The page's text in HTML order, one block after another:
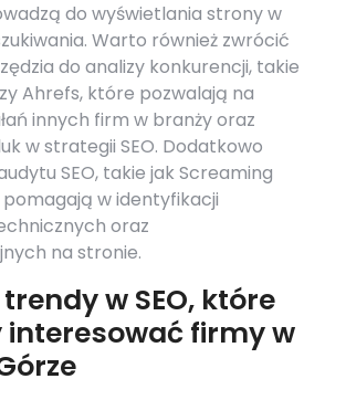
do wyświetlania strony w
Warto również zwrócić
do analizy konkurencji, takie
Ahrefs, które pozwalają na
innych firm w branży oraz
w strategii SEO. Dodatkowo
SEO, takie jak Screaming
pomagają w identyfikacji
oraz
na stronie.
w SEO, które
interesować firmy w